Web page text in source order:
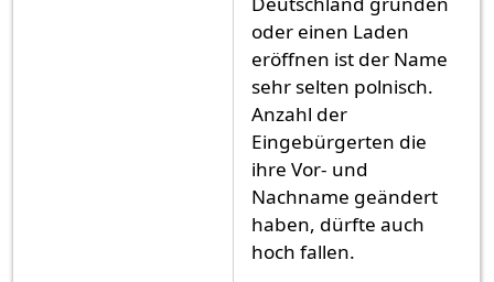
oder einen Laden
eröffnen ist der Name
sehr selten polnisch.
Anzahl der
Eingebürgerten die
ihre Vor- und
Nachname geändert
haben, dürfte auch
hoch fallen.